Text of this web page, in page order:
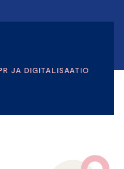
JA DIGITALISAATIO